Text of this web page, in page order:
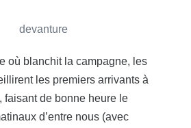
où blanchit la campagne, les
les premiers arrivants à
faisant de bonne heure le
d’entre nous (avec